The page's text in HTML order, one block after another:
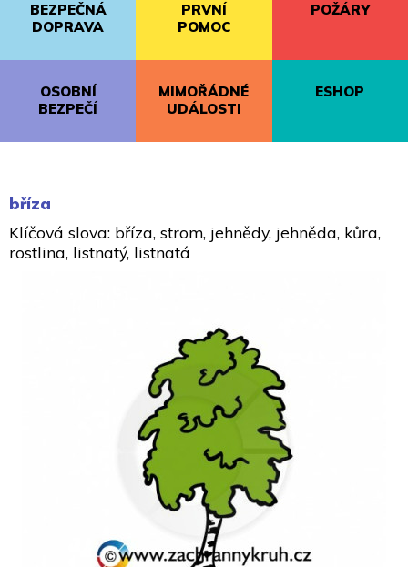
BEZPEČNÁ
DOPRAVA
PRVNÍ
POMOC
POŽÁRY
OSOBNÍ
BEZPEČÍ
MIMOŘÁDNÉ
UDÁLOSTI
ESHOP
bříza
Klíčová slova: bříza, strom, jehnědy, jehněda, kůra,
rostlina, listnatý, listnatá